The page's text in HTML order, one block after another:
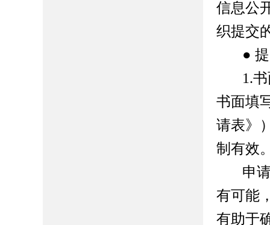
信息公
织提交
●
1.
书面填
请表》
制有效
申
有可能
有助于